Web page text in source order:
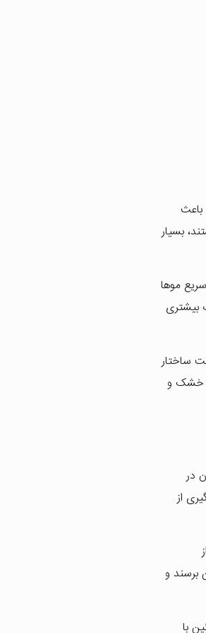
باعث
بسیار
موها
بیشتری
ساختار
خشک و
در
از
و
با